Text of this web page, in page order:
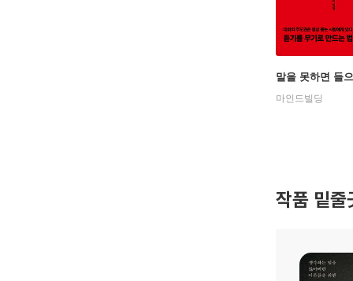
말을 못하면 들
마인드빌딩
작품 밑줄